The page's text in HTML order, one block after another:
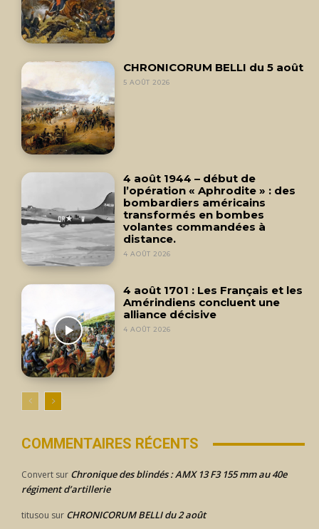
CHRONICORUM BELLI du 5 août
5 AOÛT 2026
4 août 1944 – début de
l’opération « Aphrodite » : des
bombardiers américains
transformés en bombes
volantes commandées à
distance.
4 AOÛT 2026
4 août 1701 : Les Français et les
Amérindiens concluent une
alliance décisive
4 AOÛT 2026
COMMENTAIRES RÉCENTS
Convert sur Chronique des blindés : AMX 13 F3 155 mm au 40e
régiment d’artillerie
titusou sur CHRONICORUM BELLI du 2 août